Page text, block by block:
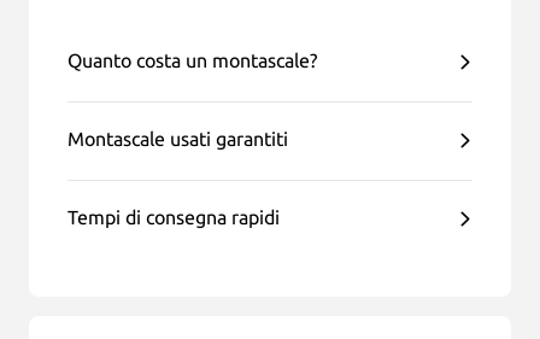
Quanto costa un montascale?
Montascale usati garantiti
Tempi di consegna rapidi